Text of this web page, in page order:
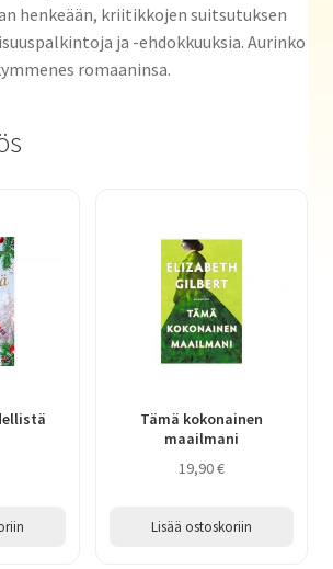
henkeään, kriitikkojen suitsutuksen
ja -ehdokkuuksia. Aurinko
romaaninsa.
Tämä kokonainen
maailmani
19,90€
Lisää ostoskoriin